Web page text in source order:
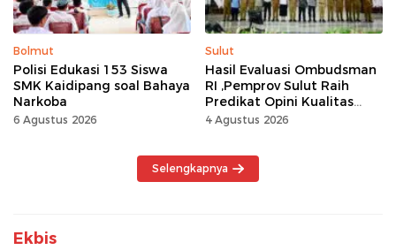
Bolmut
Polisi Edukasi 153 Siswa
SMK Kaidipang soal Bahaya
Narkoba
6 Agustus 2026
Sulut
Hasil Evaluasi Ombudsman
RI ,Pemprov Sulut Raih
Predikat Opini Kualitas
Tinggi Tanpa
4 Agustus 2026
Selengkapnya
Ekbis